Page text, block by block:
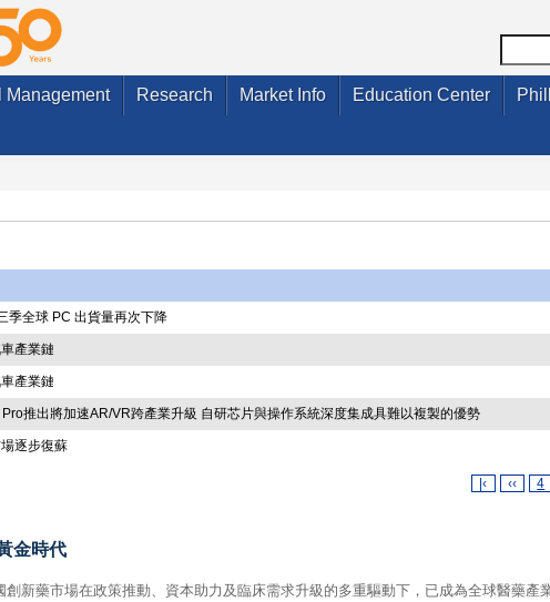
Management Research Market Info Education Center
季全球 PC 出貨量再次下降
產業鏈
產業鏈
推出將加速AR/VR跨產業升級 自研芯片與操作系統深度集成具難以複製的優勢
逐步復蘇
|‹ ‹‹ 4
金時代
新藥市場在政策推動、資本助力及臨床需求升級的多重驅動下，已成為全球醫藥產